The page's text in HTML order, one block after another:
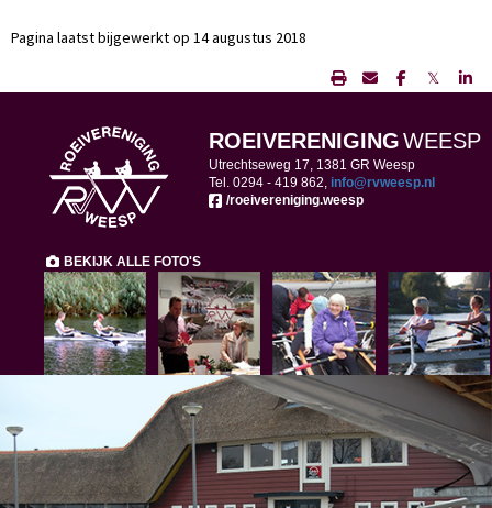
Pagina laatst bijgewerkt op 14 augustus 2018
𝕏
ROEIVERENIGINGWEESP
Utrechtseweg 17, 1381 GR Weesp
Tel. 0294 - 419 862, ofni@rvweesp.nl
/roeivereniging.weesp
BEKIJK ALLE FOTO'S